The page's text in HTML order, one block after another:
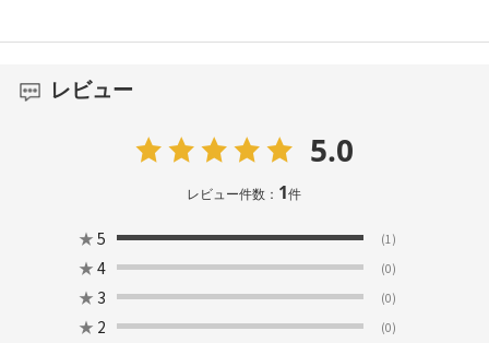
レビュー
5.0
レビュー件数： 1件
★ 5 (1)
★ 4 (0)
★ 3 (0)
★ 2 (0)